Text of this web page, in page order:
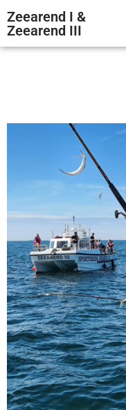
Zeearend I &
Zeearend III